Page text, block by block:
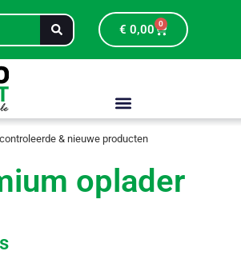
€ 0,00 0
& nieuwe producten
oplader